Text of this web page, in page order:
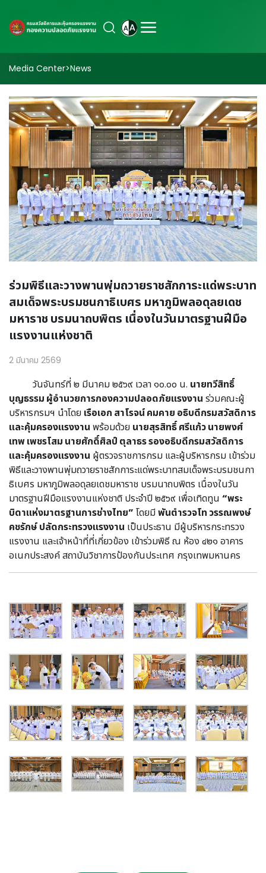
Media Center>News
ร่วมพิธีและวางพานพุ่มถวายราชสักการะแด่พระบาท
สมเด็จพระบรมชนกาธิเบศร มหาภูมิพลอดุลยเดช
มหาราช บรมนาถบพิตร เนื่องในวันมาตรฐานฝีมือ
แรงงานแห่งชาติ
2 มีนาคม 2569
วันจันทร์ที่ ๒ มีนาคม ๒๕๖๙ เวลา ๑๐.๐๐ น. นายทวีสิทธิ์
บุญธรรม ผู้อำนวยการกองความปลอดภัยแรงงาน ร่วมคณะผู้
บริหารกรมฯ นำโดย เรือเอก สาโรจน์ คมคาย อธิบดีกรมสวัสดิการ
และคุ้มครองแรงงาน พร้อมด้วย นายสุรสิทธิ์ ศรีแก้ว นายพงศ์
เทพ เพชรโสม นายศักดิ์ศิลป์ ตุลาธร รองอธิบดีกรมสวัสดิการ
และคุ้มครองแรงงาน ผู้ตรวจราชการกรม และผู้บริหารกรม เข้าร่วม
พิธีและวางพานพุ่มถวายราชสักการะแด่พระบาทสมเด็จพระบรมชนกา
ธิเบศร มหาภูมิพลอดุลยเดชมหาราช บรมนาถบพิตร เนื่องในวัน
มาตรฐานฝีมือแรงงานแห่งชาติ ประจำปี ๒๕๖๙ เพื่อเทิดทูน “พระ
บิดาแห่งมาตรฐานการช่างไทย” โดยมีพันตำรวจโท วรรณพงษ์
คชรักษ์ ปลัดกระทรวงแรงงาน เป็นประธาน มีผู้บริหารกระทรวง
แรงงาน และเจ้าหน้าที่ที่เกี่ยวข้อง เข้าร่วมพิธี ณ ห้อง ๔๒๑ อาคาร
อเนกประสงค์ สถาบันวิชาการป้องกันประเทศ กรุงเทพมหานคร